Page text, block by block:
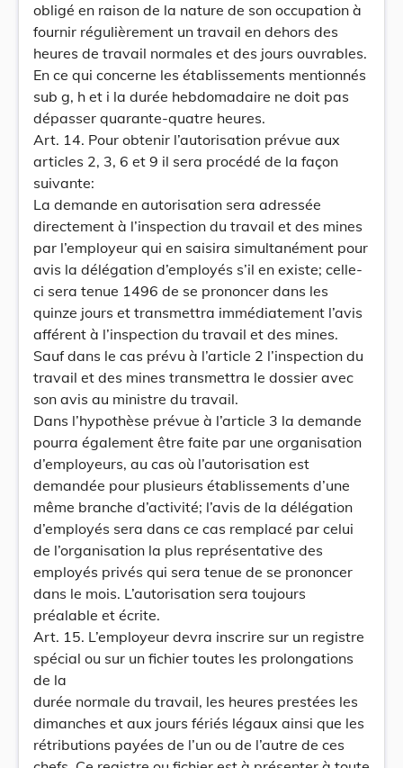
obligé en raison de la nature de son occupation à
fournir régulièrement un travail en dehors des
heures de travail normales et des jours ouvrables.
En ce qui concerne les établissements mentionnés
sub g, h et i la durée hebdomadaire ne doit pas
dépasser quarante-quatre heures.
Art. 14. Pour obtenir l’autorisation prévue aux
articles 2, 3, 6 et 9 il sera procédé de la façon
suivante:
La demande en autorisation sera adressée
directement à l’inspection du travail et des mines
par l’employeur qui en saisira simultanément pour
avis la délégation d’employés s’il en existe; celle-
ci sera tenue 1496 de se prononcer dans les
quinze jours et transmettra immédiatement l’avis
afférent à l’inspection du travail et des mines.
Sauf dans le cas prévu à l’article 2 l’inspection du
travail et des mines transmettra le dossier avec
son avis au ministre du travail.
Dans l’hypothèse prévue à l’article 3 la demande
pourra également être faite par une organisation
d’employeurs, au cas où l’autorisation est
demandée pour plusieurs établissements d’une
même branche d’activité; l’avis de la délégation
d’employés sera dans ce cas remplacé par celui
de l’organisation la plus représentative des
employés privés qui sera tenue de se prononcer
dans le mois. L’autorisation sera toujours
préalable et écrite.
Art. 15. L’employeur devra inscrire sur un registre
spécial ou sur un fichier toutes les prolongations
de la
durée normale du travail, les heures prestées les
dimanches et aux jours fériés légaux ainsi que les
rétributions payées de l’un ou de l’autre de ces